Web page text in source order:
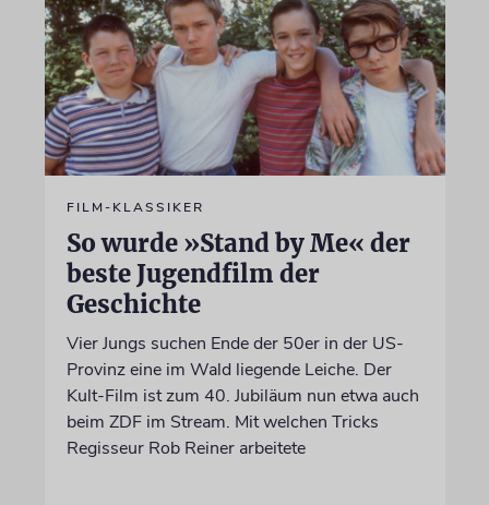
FILM-KLASSIKER
So wurde »Stand by Me« der
beste Jugendfilm der
Geschichte
Vier Jungs suchen Ende der 50er in der US-
Provinz eine im Wald liegende Leiche. Der
Kult-Film ist zum 40. Jubiläum nun etwa auch
beim ZDF im Stream. Mit welchen Tricks
Regisseur Rob Reiner arbeitete